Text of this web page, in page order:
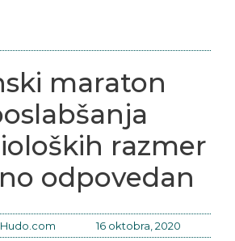
maraton
razmer
odpovedan
Hudo.com 16 oktobra, 2020